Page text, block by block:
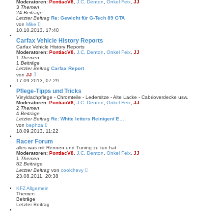
e
e
t
a
g
Moderatoren: PontiacV8 J.C. Denton Onkel Feix JJ
3 Themen
24 Beiträge
Letzter Beitrag Re: Gewicht für G-Tech 89 GTA
von Mike
e
u
e
s
t
e
B
e
t
a
g
10.10.2013, 17:40
Carfax Vehicle History Reports
Carfax Vehicle History Reports
Moderatoren: PontiacV8 J.C. Denton Onkel Feix JJ
1 Themen
1 Beiträge
Letzter Beitrag Carfax Report
von JJ
e
u
e
s
t
e
r
B
e
t
a
g
17.09.2013, 07:29
Pflege-Tipps und Tricks
Vinyldachpflege - Chromteile - Ledersitze - Alte Lacke - Cabrioverdecke usw.
Moderatoren: PontiacV8 J.C. Denton Onkel Feix JJ
2 Themen
4 Beiträge
Letzter Beitrag Re: White letters Reinigen/ E…
von bephza
e
u
e
s
t
e
e
i
r
18.09.2013, 11:22
Racer Forum
alles was mit Rennen und Tuning zu tun hat
Moderatoren: PontiacV8 J.C. Denton Onkel Feix JJ
1 Themen
82 Beiträge
Letzter Beitrag von coolchevy
23.08.2011, 20:38
KFZ Allgemein
Themen
Beiträge
Letzter Beitrag